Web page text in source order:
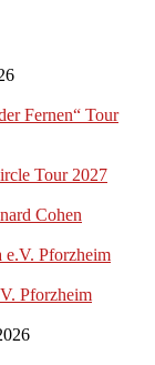
Fernen“ Tour
Tour 2027
Cohen
e.V. Pforzheim
Pforzheim